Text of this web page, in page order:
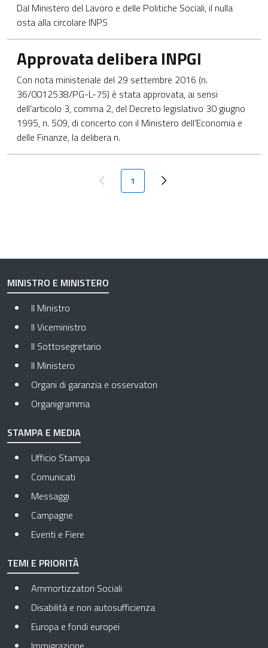
Dal Ministero del Lavoro e delle Politiche Sociali, il nulla
osta alla circolare INPS
Approvata delibera INPGI
Con nota ministeriale del 29 settembre 2016 (n.
36/0012538/PG-L-75) è stata approvata, ai sensi
dell’articolo 3, comma 2, del Decreto legislativo 30 giugno
1995, n. 509, di concerto con il Ministero dell’Economia e
delle Finanze, la delibera n.
Paginazione
Pagina precedente
Pagina attuale
1 Next page
MINISTRO E MINISTERO
Il Ministro
Il Viceministro
Il Sottosegretario
Il Ministero
Organi di garanzia e osservatori
Organigramma
STAMPA E MEDIA
Ufficio Stampa
Comunicati
Messaggi
Campagne
Eventi e Fiere
TEMI E PRIORITÀ
Ammortizzatori Sociali
Disabilità e non autosufficienza
Europa e fondi europei